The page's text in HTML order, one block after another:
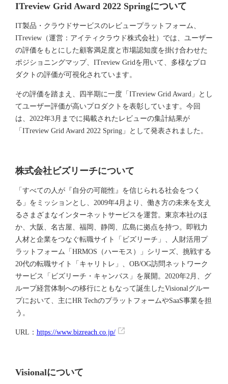
ITreview Grid Award 2022 Springについて
IT製品・クラウドサービスのレビュープラットフォーム、
ITreview（運営：アイティクラウド株式会社）では、ユーザー
の評価をもとにした顧客満足度と市場認知度を掛け合わせた
ポジショニングマップ、ITreview Gridを用いて、多様なプロ
ダクトの評価が可視化されています。
その評価を踏まえ、四半期に一度「ITreview Grid Award」とし
てユーザー評価が高いプロダクトを表彰しています。今回
は、2022年3月までに掲載されたレビューの集計結果が
「ITreview Grid Award 2022 Spring」として発表されました。
株式会社ビズリーチについて
「すべての人が『自分の可能性』を信じられる社会をつく
る」をミッションとし、2009年4月より、働き方の未来を支え
るさまざまなインターネットサービスを運営。東京本社のほ
か、大阪、名古屋、福岡、静岡、広島に拠点を持つ。即戦力
人材と企業をつなぐ転職サイト「ビズリーチ」、人財活用プ
ラットフォーム「HRMOS（ハーモス）」シリーズ、挑戦する
20代の転職サイト「キャリトレ」、OB/OG訪問ネットワーク
サービス「ビズリーチ・キャンパス」を展開。2020年2月、グ
ループ経営体制への移行にともなって誕生したVisionalグルー
プにおいて、主にHR TechのプラットフォームやSaaS事業を担
う。
URL： https://www.bizreach.co.jp/
Visionalについて